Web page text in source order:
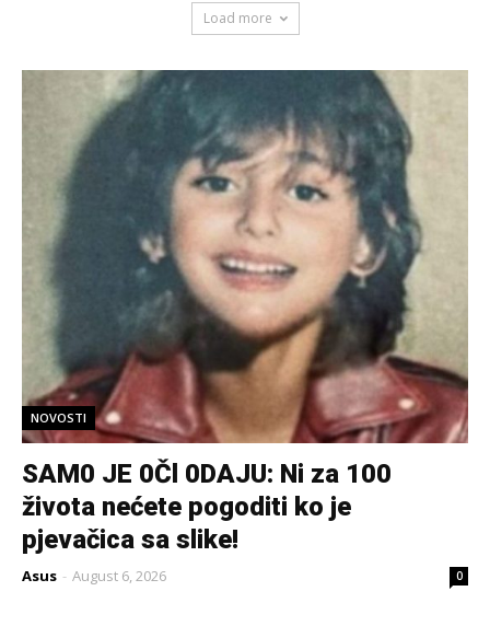
Load more
NOVOSTI
SAM0 JE 0Čl 0DAJU: Ni za 100
života nećete pogoditi ko je
pjevačica sa slike!
Asus - August 6, 2026 0